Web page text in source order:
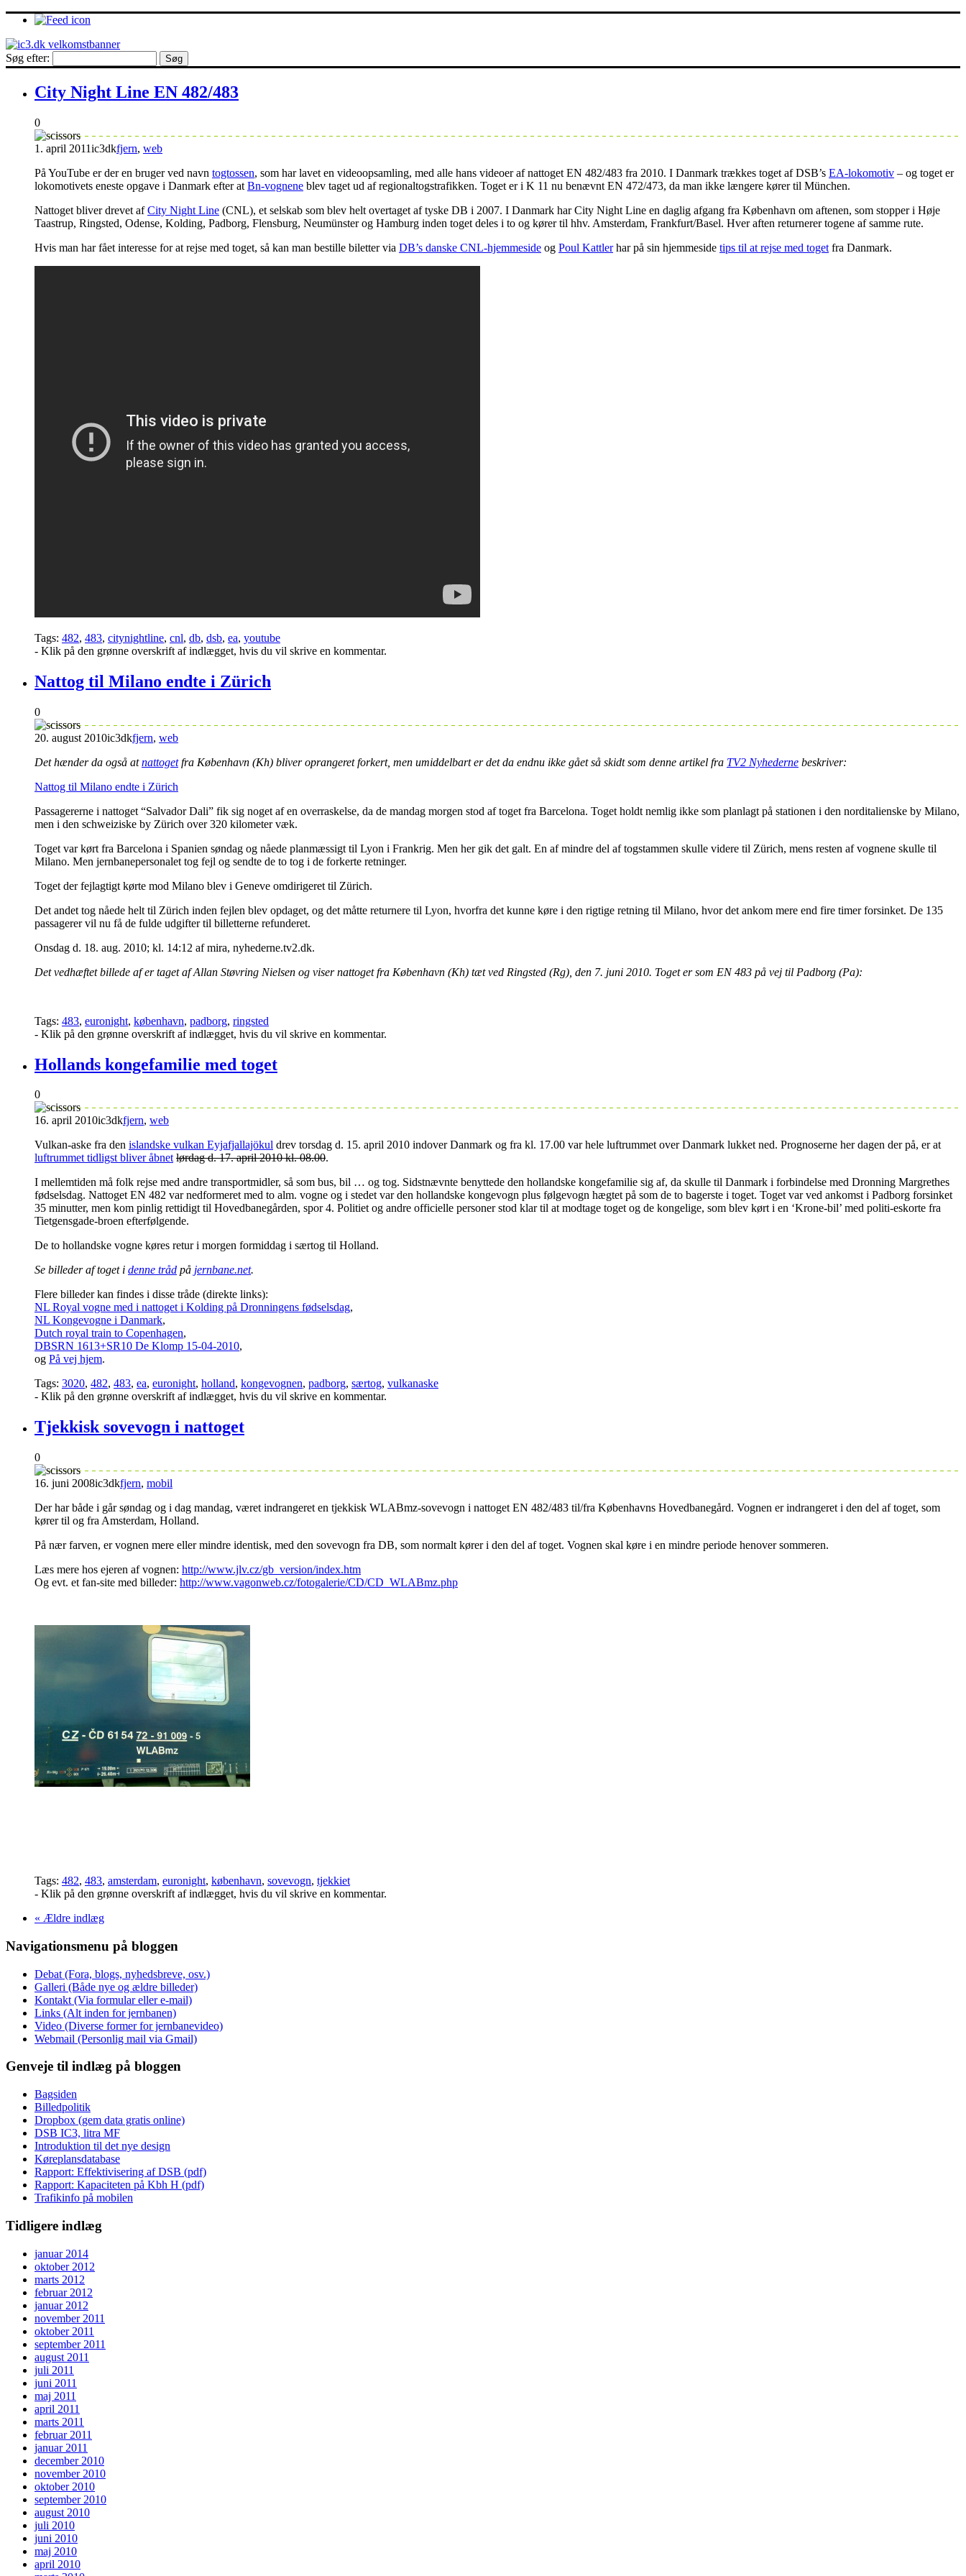
Søg efter:
City Night Line EN 482/483
0
1. april 2011ic3dkfjern, web
På YouTube er der en bruger ved navn togtossen, som har lavet en videoopsamling, med alle hans videoer af nattoget EN 482/483 fra 2010. I Danmark trækkes toget af DSB’s EA-lokomotiv – og toget er
lokomotivets eneste opgave i Danmark efter at Bn-vognene blev taget ud af regionaltogstrafikken. Toget er i K 11 nu benævnt EN 472/473, da man ikke længere kører til München.
Nattoget bliver drevet afCity Night Line (CNL), et selskab som blev helt overtaget af tyske DB i 2007. I Danmark har City Night Line en daglig afgang fra København om aftenen, som stopper i Høje
Taastrup, Ringsted, Odense, Kolding, Padborg, Flensburg, Neumünster og Hamburg inden toget deles i to og kører til hhv. Amsterdam, Frankfurt/Basel. Hver aften returnerer togene af samme rute.
Hvis man har fået interesse for at rejse med toget, så kan man bestille biletter via DB’s danske CNL-hjemmeside og Poul Kattlerhar på sin hjemmeside tips til at rejse med toget fra Danmark.
Tags: 482, 483, citynightline, cnl, db, dsb, ea, youtube
- Klik på den grønne overskrift af indlægget, hvis du vil skrive en kommentar.
Nattog til Milano endte i Zürich
0
20. august 2010ic3dkfjern, web
Det hænder da også atnattogetfra København (Kh) bliver oprangeret forkert, men umiddelbart er det da endnu ikke gået så skidt som denne artikel fra TV2 Nyhederne beskriver:
Nattog til Milano endte i Zürich
Passagererne i nattoget “Salvador Dali” fik sig noget af en overraskelse, da de mandag morgen stod af toget fra Barcelona. Toget holdt nemlig ikke som planlagt på stationen i den norditalienske by Milano,
men i den schweiziske by Zürich over 320 kilometer væk.
Toget var kørt fra Barcelona i Spanien søndag og nåede planmæssigt til Lyon i Frankrig. Men her gik det galt. En af mindre del af togstammen skulle videre til Zürich, mens resten af vognene skulle til
Milano. Men jernbanepersonalet tog fejl og sendte de to tog i de forkerte retninger.
Toget der fejlagtigt kørte mod Milano blev i Geneve omdirigeret til Zürich.
Det andet tog nåede helt til Zürich inden fejlen blev opdaget, og det måtte returnere til Lyon, hvorfra det kunne køre i den rigtige retning til Milano, hvor det ankom mere end fire timer forsinket. De 135
passagerer vil nu få de fulde udgifter til billetterne refunderet.
Onsdag d. 18. aug. 2010; kl. 14:12 af mira, nyhederne.tv2.dk.
Det vedhæftet billede af er taget af Allan Støvring Nielsen og viser nattoget fra København (Kh) tæt ved Ringsted (Rg), den 7. juni 2010. Toget er som EN 483 på vej til Padborg (Pa):
Tags: 483, euronight, københavn, padborg, ringsted
- Klik på den grønne overskrift af indlægget, hvis du vil skrive en kommentar.
Hollands kongefamilie med toget
0
16. april 2010ic3dkfjern, web
Vulkan-aske fra den islandske vulkan Eyjafjallajökul drev torsdag d. 15. april 2010 indover Danmark og fra kl. 17.00 var hele luftrummet over Danmark lukket ned. Prognoserne her dagen der på, er at
luftrummet tidligst bliver åbnet lørdag d. 17. april 2010 kl. 08.00.
I mellemtiden må folk rejse med andre transportmidler, så som bus, bil … og tog. Sidstnævnte benyttede den hollandske kongefamilie sig af, da skulle til Danmark i forbindelse med Dronning Margrethes
fødselsdag. Nattoget EN 482 var nedformeret med to alm. vogne og i stedet var den hollandske kongevogn plus følgevogn hægtet på som de to bagerste i toget. Toget var ved ankomst i Padborg forsinket
35 minutter, men kom pinlig rettidigt til Hovedbanegården, spor 4. Politiet og andre officielle personer stod klar til at modtage toget og de kongelige, som blev kørt i en ‘Krone-bil’ med politi-eskorte fra
Tietgensgade-broen efterfølgende.
De to hollandske vogne køres retur i morgen formiddag i særtog til Holland.
Se billeder af toget i denne tråd på jernbane.net.
Flere billeder kan findes i disse tråde (direkte links):
NL Royal vogne med i nattoget i Kolding på Dronningens fødselsdag,
NL Kongevogne i Danmark,
Dutch royal train to Copenhagen,
DBSRN 1613+SR10 De Klomp 15-04-2010,
og På vej hjem.
Tags: 3020, 482, 483, ea, euronight, holland, kongevognen, padborg, særtog, vulkanaske
- Klik på den grønne overskrift af indlægget, hvis du vil skrive en kommentar.
Tjekkisk sovevogn i nattoget
0
16. juni 2008ic3dkfjern, mobil
Der har både i går søndag og i dag mandag, været indrangeret en tjekkisk WLABmz-sovevogn i nattoget EN 482/483 til/fra Københavns Hovedbanegård. Vognen er indrangeret i den del af toget, som
kører til og fra Amsterdam, Holland.
På nær farven, er vognen mere eller mindre identisk, med den sovevogn fra DB, som normalt kører i den del af toget. Vognen skal køre i en mindre periode henover sommeren.
Læs mere hos ejeren af vognen: http://www.jlv.cz/gb_version/index.htm
Og evt. et fan-site med billeder: http://www.vagonweb.cz/fotogalerie/CD/CD_WLABmz.php
Tags: 482, 483, amsterdam, euronight, københavn, sovevogn, tjekkiet
- Klik på den grønne overskrift af indlægget, hvis du vil skrive en kommentar.
« Ældre indlæg
Navigationsmenu på bloggen
Debat (Fora, blogs, nyhedsbreve, osv.)
Galleri (Både nye og ældre billeder)
Kontakt (Via formular eller e-mail)
Links (Alt inden for jernbanen)
Video (Diverse former for jernbanevideo)
Webmail (Personlig mail via Gmail)
Genveje til indlæg på bloggen
Bagsiden
Billedpolitik
Dropbox (gem data gratis online)
DSB IC3, litra MF
Introduktion til det nye design
Køreplansdatabase
Rapport: Effektivisering af DSB (pdf)
Rapport: Kapaciteten på Kbh H (pdf)
Trafikinfo på mobilen
Tidligere indlæg
januar 2014
oktober 2012
marts 2012
februar 2012
januar 2012
november 2011
oktober 2011
september 2011
august 2011
juli 2011
juni 2011
maj 2011
april 2011
marts 2011
februar 2011
januar 2011
december 2010
november 2010
oktober 2010
september 2010
august 2010
juli 2010
juni 2010
maj 2010
april 2010